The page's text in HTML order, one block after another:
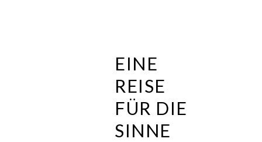
EINE
REISE
FÜR DIE
SINNE